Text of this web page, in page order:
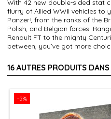
With 42 new double-sided stat
flurry of Allied WWII vehicles to
Panzer!, from the ranks of the
Polish, and Belgian forces.
Renault FT to the mighty
between, you’ve got more
16 AUTRES PRODUITS
-5%